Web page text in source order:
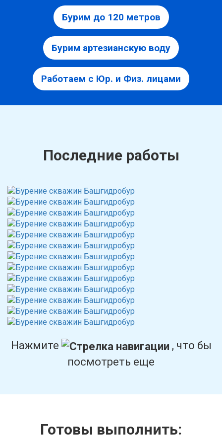
Бурим до 120 метров
Бурим артезианскую воду
Работаем с Юр. и Физ. лицами
Последние работы
Нажмите
, что бы
посмотреть еще
Готовы выполнить: